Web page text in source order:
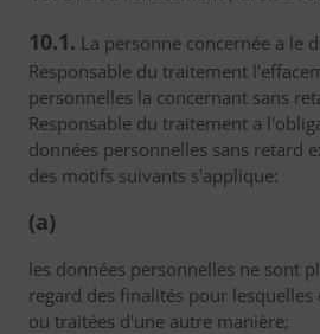
10.1. La personne concernée a le
Responsable du traitement
personnelles la concernant sans
Responsable du traitement a
données personnelles sans retard
des motifs suivants s'applique:
(a)
les données personnelles ne sont
regard des finalités pour lesquelles
ou traitées d'une autre manière;